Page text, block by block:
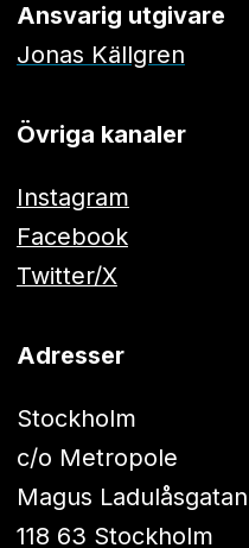
Ansvarig utgivare
Jonas Källgren
Övriga kanaler
Instagram
Facebook
Twitter/X
Adresser
Stockholm
c/o Metropole
Magus
118 63 Stockholm